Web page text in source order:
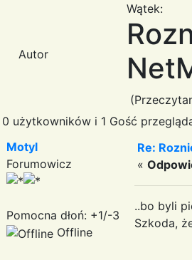
Autor
Wątek:
0 użytkowników i 1 Gość
Motyl
Forumowicz
Pomocna dłoń: +1/-3
Offline
Re:
«
..bo byli
Szkoda,